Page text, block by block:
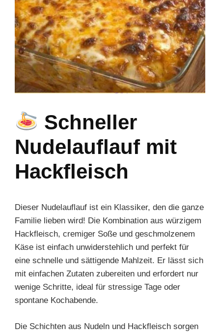
Schneller
Nudelauflauf mit
Hackfleisch
Dieser Nudelauflauf ist ein Klassiker, den die ganze
Familie lieben wird! Die Kombination aus würzigem
Hackfleisch, cremiger Soße und geschmolzenem
Käse ist einfach unwiderstehlich und perfekt für
eine schnelle und sättigende Mahlzeit. Er lässt sich
mit einfachen Zutaten zubereiten und erfordert nur
wenige Schritte, ideal für stressige Tage oder
spontane Kochabende.
Die Schichten aus Nudeln und Hackfleisch sorgen